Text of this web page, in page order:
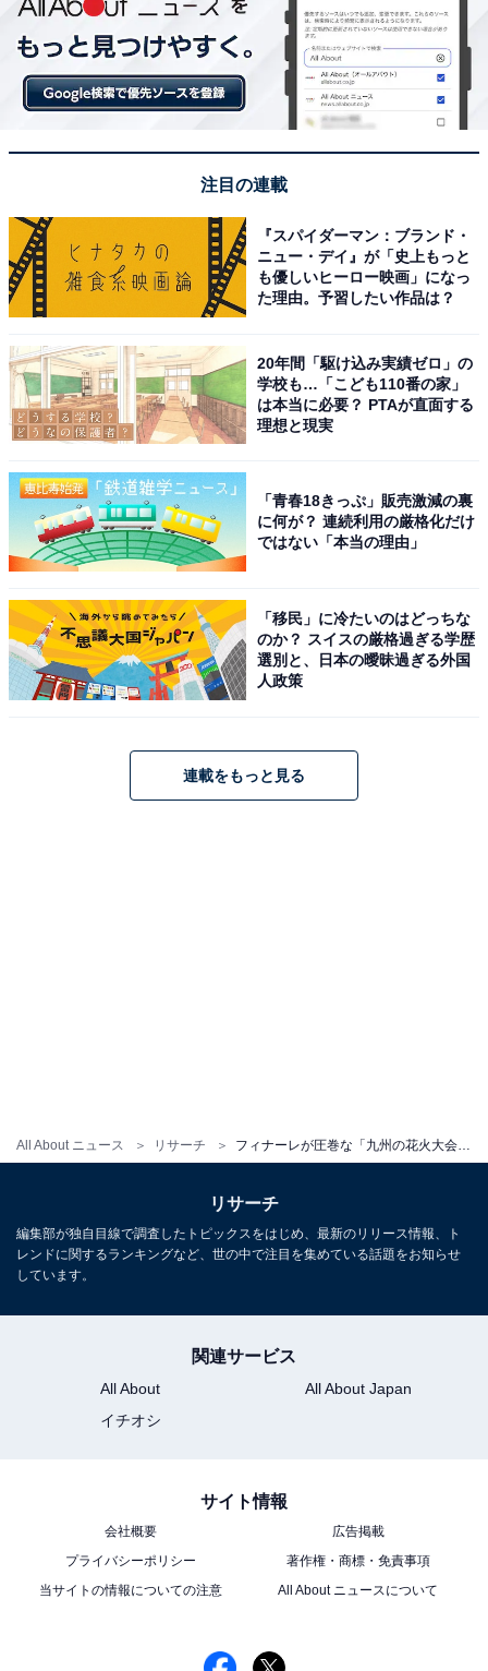
All About ニュース リサーチ
※回答者からのコメントは原文ママです
この記事の筆者：坂上 恵
All About ニュースの編集者。オールアバウトに入社後、
ングの経験を経て、のちにAll About ニュースチームのメ
ンバーに参入。現在は旅行・カルチャー・エンタメなど
を中心に企画編集を担当。東京都出身。居酒屋巡りとス
ポーツ観戦が生きがい。
次ページ 7位までのランキング結果を見る
こちらもおすすめ
注目の連載
『スパイダーマン：ブランド・
ニュー・デイ』が「史上もっと
も優しいヒーロー映画」になっ
た理由。予習したい作品は？
20年間「駆け込み実績ゼロ」の
学校も…「こども110番の家」
は本当に必要？ PTAが直面する
理想と現実
「青春18きっぷ」販売激減の裏
に何が？ 連続利用の厳格化だけ
ではない「本当の理由」
「移民」に冷たいのはどっちな
のか？ スイスの厳格過ぎる学歴
選別と、日本の曖昧過ぎる外国
人政策
連載をもっと見る
リサーチ
編集部が独自目線で調査したトピックスをはじめ、最新のリリース情報、ト
レンドに関するランキングなど、世の中で注目を集めている話題をお知らせ
しています。
関連サービス
All About
All About Japan
イチオシ
サイト情報
会社概要
広告掲載
プライバシーポリシー
著作権・商標・免責事項
当サイトの情報についての注意
All About ニュースについて